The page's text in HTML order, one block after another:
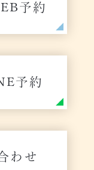
予約
予約
わせ